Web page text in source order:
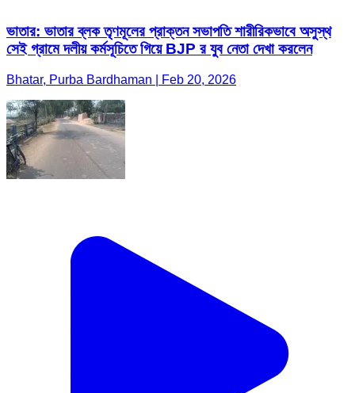
ভাতার: ভাতার ব্লক তৃণমূলের প্রাক্তন সভাপতি শারীরিকভাবে অসুস্থ
সেই গ্রামে দলীয় কর্মসূচিতে গিয়ে BJP র যুব নেতা দেখা করলেন
Bhatar, Purba Bardhaman | Feb 20, 2026